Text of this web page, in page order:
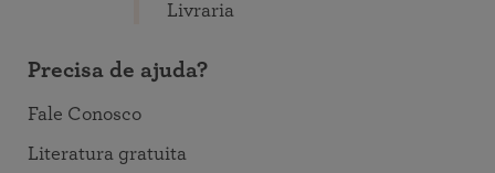
Livraria
Precisa de ajuda?
Fale Conosco
Literatura gratuita